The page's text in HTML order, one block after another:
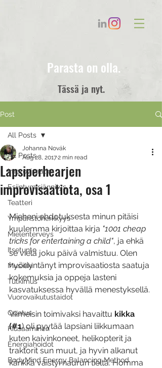
Parasta on olla.
Tässä ja nyt.
Post
All Posts
Improvisaatio
Esiintymisjännitys
Teatteri
Ympäristöherkkyys
Mielenterveys
Itsetunto
Musiikki
Tutkimus
Vuorovaikutustaidot
Opetus
Kiusaaminen
Energiahoidot
BodyMind Energy Balancing Method
All Posts
Lapsiperhearjen
improvisaatiota, osa 1
Johanna Novák
Aug 28, 20172 min read
Mieheni ehdotuksesta minun pitäisi
kuulemma kirjoittaa kirja "1001 cheap
tricks for entertaining a child", ja ehkä
se vielä joku päivä valmistuu. Olen
hyödyntänyt improvisaatiosta saatuja
kokemuksia ja oppeja lasteni
kasvatuksessa hyvällä menestyksellä.
Viimeisin toimivaksi havaittu kikka
(#1) oli pyytää lapsiani liikkumaan
kuten kaivinkoneet, helikopterit ja
traktorit sun muut, ja hyvin alkanut
känkkä väistyi naurun tieltä. Homma